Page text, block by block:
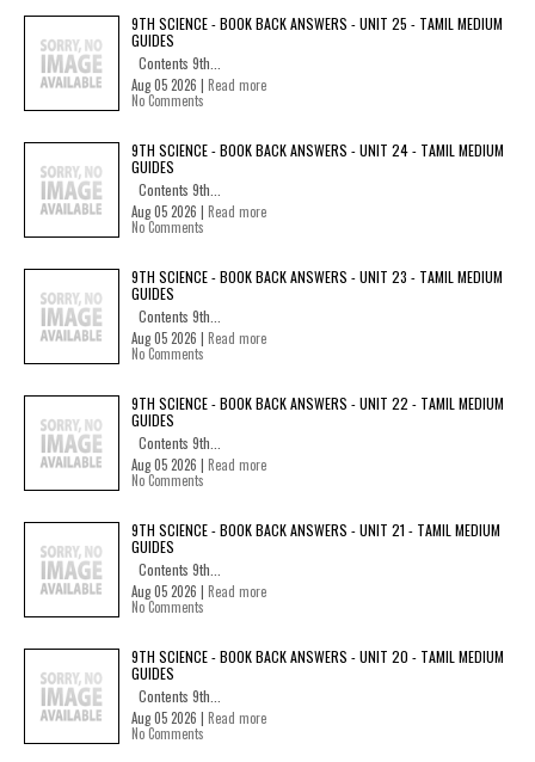
9TH SCIENCE - BOOK BACK ANSWERS - UNIT 25 - TAMIL MEDIUM
GUIDES
Contents 9th...
Aug 05 2026 | Read more
No Comments
9TH SCIENCE - BOOK BACK ANSWERS - UNIT 24 - TAMIL MEDIUM
GUIDES
Contents 9th...
Aug 05 2026 | Read more
No Comments
9TH SCIENCE - BOOK BACK ANSWERS - UNIT 23 - TAMIL MEDIUM
GUIDES
Contents 9th...
Aug 05 2026 | Read more
No Comments
9TH SCIENCE - BOOK BACK ANSWERS - UNIT 22 - TAMIL MEDIUM
GUIDES
Contents 9th...
Aug 05 2026 | Read more
No Comments
9TH SCIENCE - BOOK BACK ANSWERS - UNIT 21 - TAMIL MEDIUM
GUIDES
Contents 9th...
Aug 05 2026 | Read more
No Comments
9TH SCIENCE - BOOK BACK ANSWERS - UNIT 20 - TAMIL MEDIUM
GUIDES
Contents 9th...
Aug 05 2026 | Read more
No Comments